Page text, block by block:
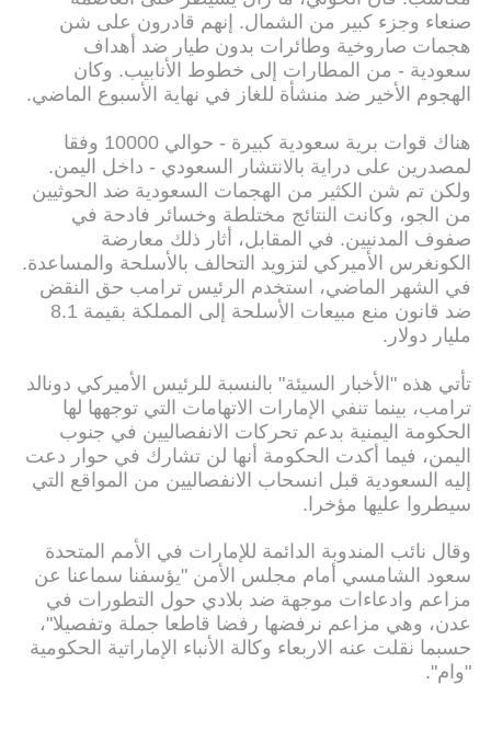
صنعاء وجزء كبير من الشمال. إنهم قادرون على شن
هجمات صاروخية وطائرات بدون طيار ضد أهداف
سعودية - من المطارات إلى خطوط الأنابيب. وكان
الهجوم الأخير ضد منشأة للغاز في نهاية الأسبوع الماضي.
هناك قوات برية سعودية كبيرة - حوالي 10000 وفقا
لمصدرين على دراية بالانتشار السعودي - داخل اليمن.
ولكن تم شن الكثير من الهجمات السعودية ضد الحوثيين
من الجو، وكانت النتائج مختلطة وخسائر فادحة في
صفوف المدنيين. في المقابل، أثار ذلك معارضة
الكونغرس الأميركي لتزويد التحالف بالأسلحة والمساعدة.
في الشهر الماضي، استخدم الرئيس ترامب حق النقض
ضد قانون منع مبيعات الأسلحة إلى المملكة بقيمة 8.1
مليار دولار.
تأتي هذه "الأخبار السيئة" بالنسبة للرئيس الأميركي دونالد
ترامب، بينما تنفي الإمارات الاتهامات التي توجهها لها
الحكومة اليمنية بدعم تحركات الانفصاليين في جنوب
اليمن، فيما أكدت الحكومة أنها لن تشارك في حوار دعت
إليه السعودية قبل انسحاب الانفصاليين من المواقع التي
سيطروا عليها مؤخرا.
وقال نائب المندوبة الدائمة للإمارات في الأمم المتحدة
سعود الشامسي أمام مجلس الأمن "يؤسفنا سماعنا عن
مزاعم وادعاءات موجهة ضد بلادي حول التطورات في
عدن، وهي مزاعم نرفضها رفضا قاطعا جملة وتفصيلا"،
حسبما نقلت عنه الاربعاء وكالة الأنباء الإماراتية الحكومية
"وام".